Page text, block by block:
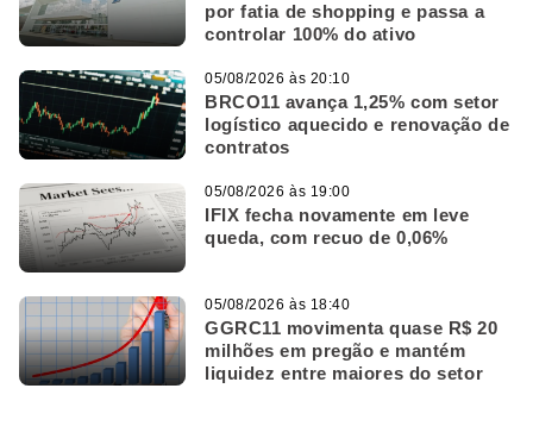
por fatia de shopping e passa a
controlar 100% do ativo
BRCO11 avança 1,25% com setor
logístico aquecido e renovação de
contratos
05/08/2026 às 20:10
IFIX fecha novamente em leve
queda, com recuo de 0,06%
05/08/2026 às 19:00
GGRC11 movimenta quase R$ 20
milhões em pregão e mantém
liquidez entre maiores do setor
05/08/2026 às 18:40